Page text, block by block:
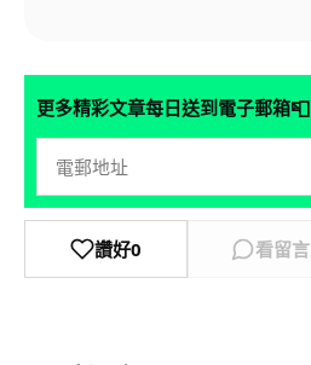
更多精彩文章每日送到電子郵箱📮
讚好0 看留言